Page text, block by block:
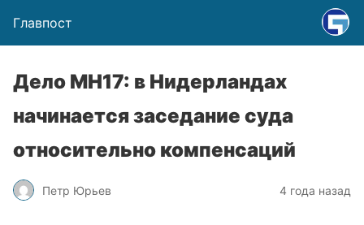
Главпост
Дело МН17: в Нидерландах
начинается заседание суда
относительно компенсаций
Петр Юрьев 4 года назад